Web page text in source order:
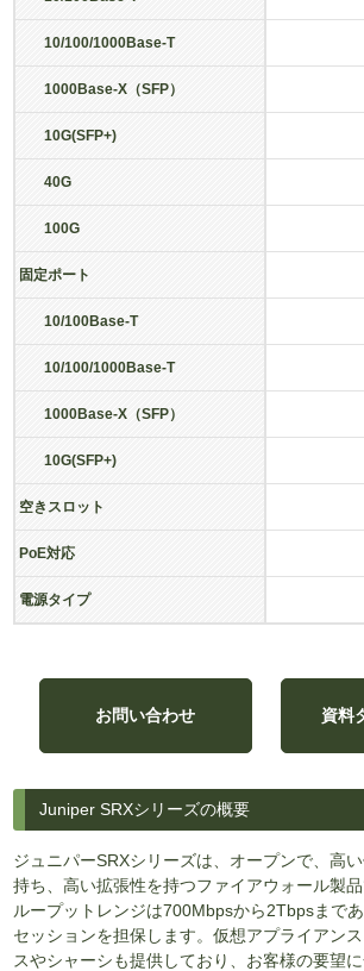
10/100/1000Base-T
1000Base-X（SFP）
10G(SFP+)
40G
100G
固定ポート
10/100Base-T
10/100/1000Base-T
1000Base-X（SFP）
10G(SFP+)
空きスロット
PoE対応
電源タイプ
お問い合わせ 資料
Juniper SRXシリーズの概要
ジュニパーSRXシリーズは、オープンで、高
持ち、高い拡張性を持つファイアウォール製
ループットレンジは700Mbpsから2Tbpsまで
セッションを担保します。仮想アプライアン
スやシャーシも提供しており、お客様の要望